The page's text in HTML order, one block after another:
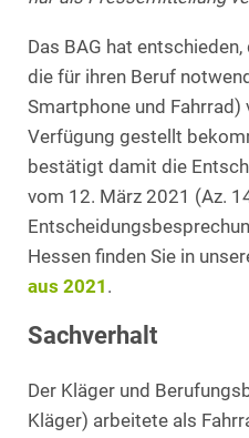
Das BAG hat
die für ihren Beruf
Smartphone und
Verfügung gestellt
bestätigt damit die
vom 12. März 2021 (Az.
Hessen finden Sie in
aus 2021 .
Sachverhalt
Der Kläger und
Kläger) arbeitete als